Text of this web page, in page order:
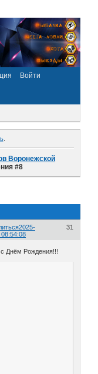
Войти
.
Воронежской
#8
31
2025-
Днём Рождения!!!